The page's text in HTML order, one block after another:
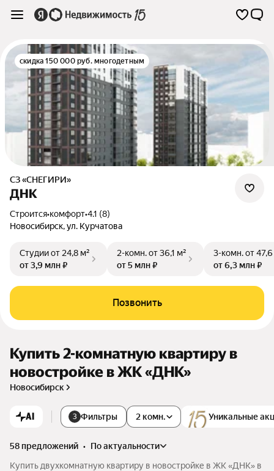
скидка 150 000 руб. многодетным
СЗ «СНЕГИРИ»
ДНК
Строится•комфорт•4.1 (8)
Новосибирск,ул. Курчатова
Студииот 24,8 м²
от 3,9 млн ₽
2-комн.от 36,1 м²
от 5 млн ₽
3-комн.от
от 6,3 млн ₽
Позвонить
Купить 2-комнатную квартиру в
новостройке в ЖК «ДНК»
Новосибирск
AI 3 Фильтры Уникальные
2 комн.
58 предложений •
по актуальности
Купить двухкомнатную квартиру в новостройке в ЖК «ДНК» в